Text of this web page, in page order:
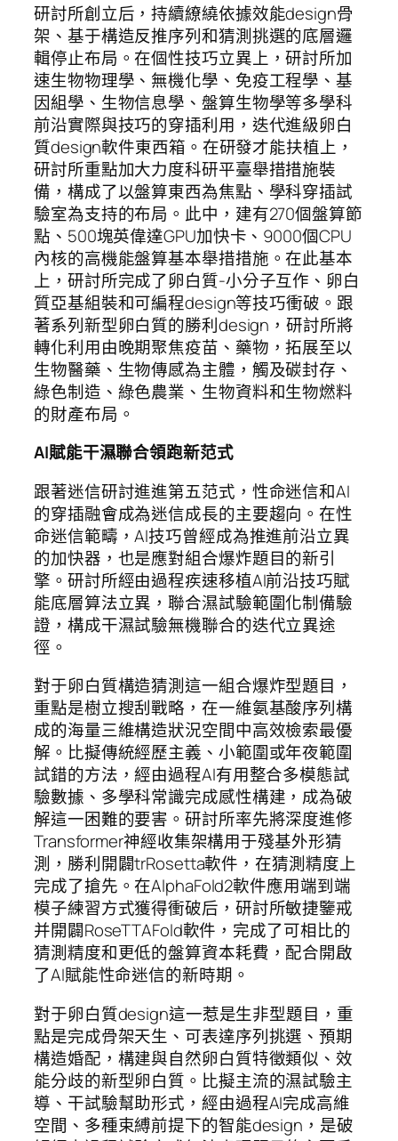
研討所創立后，持續繚繞依據效能design骨
架、基于構造反推序列和猜測挑選的底層邏
輯停止布局。在個性技巧立異上，研討所加
速生物物理學、無機化學、免疫工程學、基
因組學、生物信息學、盤算生物學等多學科
前沿實際與技巧的穿插利用，迭代進級卵白
質design軟件東西箱。在研發才能扶植上，
研討所重點加大力度科研平臺舉措措施裝
備，構成了以盤算東西為焦點、學科穿插試
驗室為支持的布局。此中，建有270個盤算節
點、500塊英偉達GPU加快卡、9000個CPU
內核的高機能盤算基本舉措措施。在此基本
上，研討所完成了卵白質-小分子互作、卵白
質亞基組裝和可編程design等技巧衝破。跟
著系列新型卵白質的勝利design，研討所將
轉化利用由晚期聚焦疫苗、藥物，拓展至以
生物醫藥、生物傳感為主體，觸及碳封存、
綠色制造、綠色農業、生物資料和生物燃料
的財產布局。
AI賦能干濕聯合領跑新范式
跟著迷信研討進進第五范式，性命迷信和AI
的穿插融會成為迷信成長的主要趨向。在性
命迷信範疇，AI技巧曾經成為推進前沿立異
的加快器，也是應對組合爆炸題目的新引
擎。研討所經由過程疾速移植AI前沿技巧賦
能底層算法立異，聯合濕試驗範圍化制備驗
證，構成干濕試驗無機聯合的迭代立異途
徑。
對于卵白質構造猜測這一組合爆炸型題目，
重點是樹立搜刮戰略，在一維氨基酸序列構
成的海量三維構造狀況空間中高效檢索最優
解。比擬傳統經歷主義、小範圍或年夜範圍
試錯的方法，經由過程AI有用整合多模態試
驗數據、多學科常識完成感性構建，成為破
解這一困難的要害。研討所率先將深度進修
Transformer神經收集架構用于殘基外形猜
測，勝利開闢trRosetta軟件，在猜測精度上
完成了搶先。在AlphaFold2軟件應用端到端
模子練習方式獲得衝破后，研討所敏捷鑒戒
并開闢RoseTTAFold軟件，完成了可相比的
猜測精度和更低的盤算資本耗費，配合開啟
了AI賦能性命迷信的新時期。
對于卵白質design這一惹是生非型題目，重
點是完成骨架天生、可表達序列挑選、預期
構造婚配，構建與自然卵白質特徵類似、效
能分歧的新型卵白質。比擬主流的濕試驗主
導、干試驗幫助形式，經由過程AI完成高維
空間、多種束縛前提下的智能design，是破